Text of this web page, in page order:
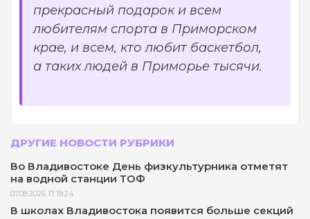
прекрасный подарок и всем
любителям спорта в Приморском
крае, и всем, кто любит баскетбол,
а таких людей в Приморье тысячи.
ДРУГИЕ НОВОСТИ РУБРИКИ
Во Владивостоке День физкультурника отметят
на водной станции ТОФ
07.08.2026 17:18:24
В школах Владивостока появится больше секций